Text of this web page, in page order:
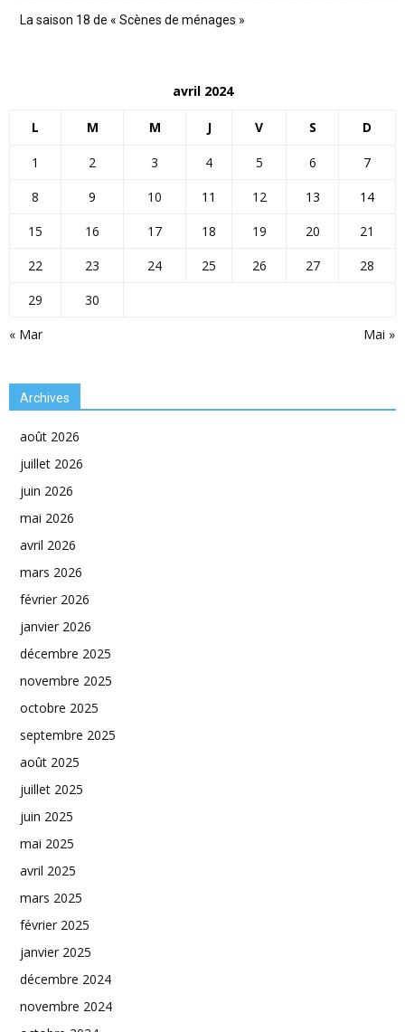
La saison 18 de « Scènes de ménages »
avril 2024
L M M J V S D
« Mar Mai »
1 2 3 4 5 6
7
8
9 10 11 12 13
14
15
16 17 18 19 20
21
22
23 24 25 26 27
28
29
30
Archives
août 2026
juillet 2026
juin 2026
mai 2026
avril 2026
mars 2026
février 2026
janvier 2026
décembre 2025
novembre 2025
octobre 2025
septembre 2025
août 2025
juillet 2025
juin 2025
mai 2025
avril 2025
mars 2025
février 2025
janvier 2025
décembre 2024
novembre 2024